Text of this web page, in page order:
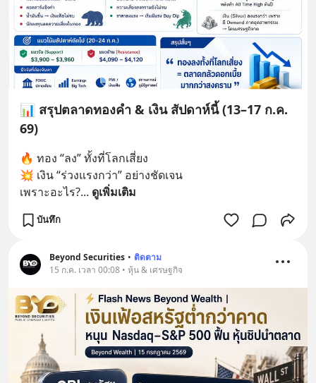
📊 สรุปตลาดทองคำ & เงิน สัปดาห์นี้ (13–17 ก.ค.
69)
🔥 ทอง “ลง” ทั้งที่โลกเสี่ยง
💥 เงิน “ร่วงแรงกว่า” อย่างชัดเจน
เพราะอะไร?... ดูเพิ่มเติม
บันทึก
Beyond Securities • ติดตาม
15 ก.ค. เวลา 00:08 • หุ้น & เศรษฐกิจ